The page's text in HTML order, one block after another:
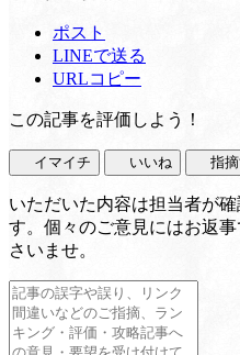
ポスト
LINEで送る
URLコピー
この記事を評価しよう！
イマイチ いいね 指
いただいた内容は担当者が
す。個々のご意見にはお返
さいませ。